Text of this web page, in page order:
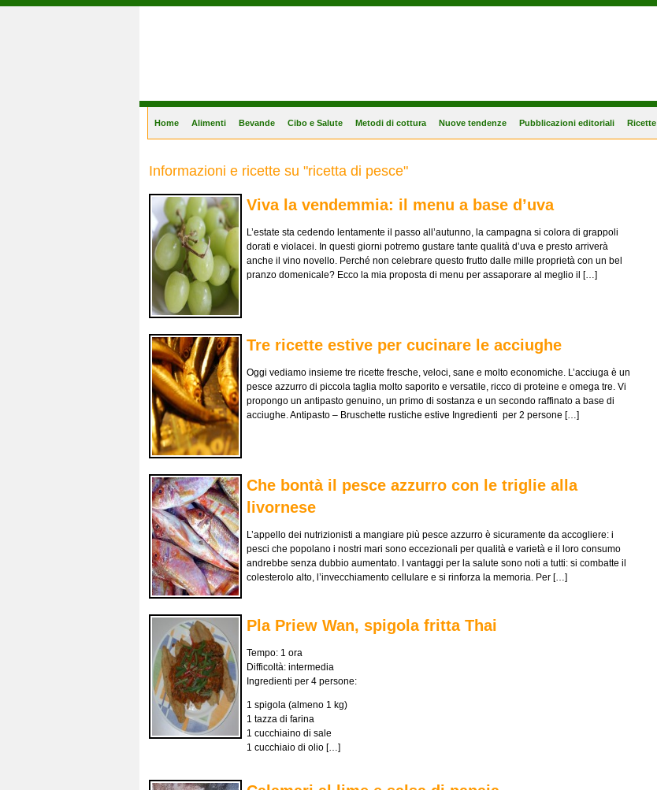
Gastronomia Online
Home Alimenti Bevande Cibo e Salute Metodi di cottura Nuove tendenze Pubblicazioni editoriali Ricette
Informazioni e ricette su "ricetta di pesce"
Viva la vendemmia: il menu a base d’uva
L’estate sta cedendo lentamente il passo all’autunno, la campagna si colora di grappoli
dorati e violacei. In questi giorni potremo gustare tante qualità d’uva e presto arriverà
anche il vino novello. Perché non celebrare questo frutto dalle mille proprietà con un bel
pranzo domenicale? Ecco la mia proposta di menu per assaporare al meglio il […]
Tre ricette estive per cucinare le acciughe
Oggi vediamo insieme tre ricette fresche, veloci, sane e molto economiche. L’acciuga è un
pesce azzurro di piccola taglia molto saporito e versatile, ricco di proteine e omega tre. Vi
propongo un antipasto genuino, un primo di sostanza e un secondo raffinato a base di
acciughe. Antipasto – Bruschette rustiche estive Ingredienti per 2 persone […]
Che bontà il pesce azzurro con le triglie alla
livornese
L’appello dei nutrizionisti a mangiare più pesce azzurro è sicuramente da accogliere: i
pesci che popolano i nostri mari sono eccezionali per qualità e varietà e il loro consumo
andrebbe senza dubbio aumentato. I vantaggi per la salute sono noti a tutti: si combatte il
colesterolo alto, l’invecchiamento cellulare e si rinforza la memoria. Per […]
Pla Priew Wan, spigola fritta Thai
Tempo: 1 ora
Difficoltà: intermedia
Ingredienti per 4 persone:
1 spigola (almeno 1 kg)
1 tazza di farina
1 cucchiaino di sale
1 cucchiaio di olio […]